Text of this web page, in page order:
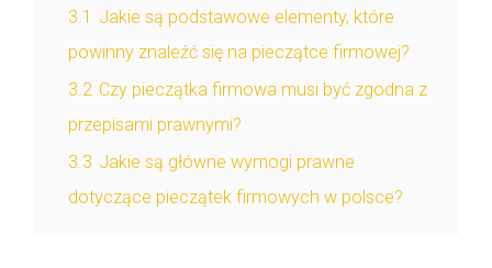
3.1 Jakie są podstawowe elementy, które
powinny znaleźć się na pieczątce firmowej?
3.2 Czy pieczątka firmowa musi być zgodna z
przepisami prawnymi?
3.3 Jakie są główne wymogi prawne
dotyczące pieczątek firmowych w polsce?